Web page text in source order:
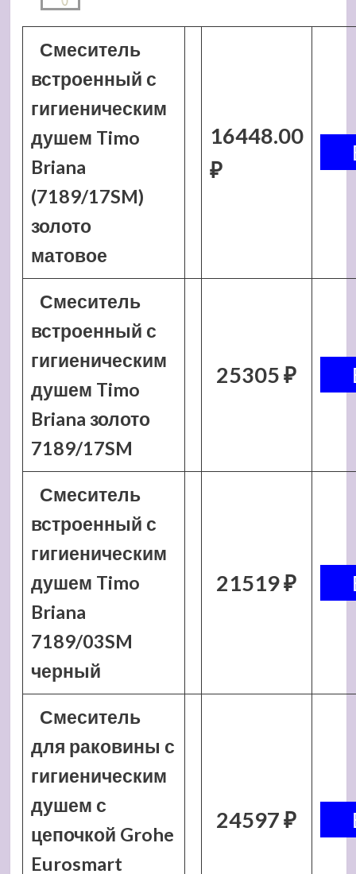
Смеситель
встроенный с
гигиеническим
душем Timo
Briana
(7189/17SM)
золото
матовое
16448.00
₽
Смеситель
встроенный с
гигиеническим
душем Timo
Briana золото
7189/17SM
25305 ₽
Смеситель
встроенный с
гигиеническим
душем Timo
Briana
7189/03SM
черный
21519 ₽
Смеситель
для раковины с
гигиеническим
душем с
цепочкой Grohe
Eurosmart
24597 ₽